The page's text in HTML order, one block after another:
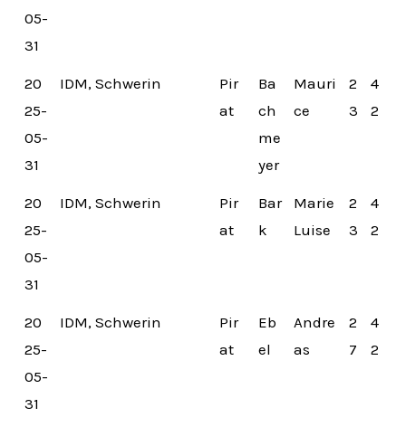
05-
31
20
25-
05-
31
IDM, Schwerin
Pir
at
Ba
ch
me
yer
Mauri
ce
2
3
4
2
20
25-
05-
31
IDM, Schwerin
Pir
at
Bar
k
Marie
Luise
2
3
4
2
20
25-
05-
31
IDM, Schwerin
Pir
at
Eb
el
Andre
as
2
7
4
2